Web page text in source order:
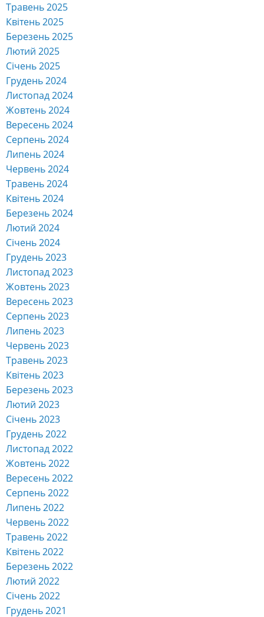
Травень 2025
Квітень 2025
Березень 2025
Лютий 2025
Січень 2025
Грудень 2024
Листопад 2024
Жовтень 2024
Вересень 2024
Серпень 2024
Липень 2024
Червень 2024
Травень 2024
Квітень 2024
Березень 2024
Лютий 2024
Січень 2024
Грудень 2023
Листопад 2023
Жовтень 2023
Вересень 2023
Серпень 2023
Липень 2023
Червень 2023
Травень 2023
Квітень 2023
Березень 2023
Лютий 2023
Січень 2023
Грудень 2022
Листопад 2022
Жовтень 2022
Вересень 2022
Серпень 2022
Липень 2022
Червень 2022
Травень 2022
Квітень 2022
Березень 2022
Лютий 2022
Січень 2022
Грудень 2021